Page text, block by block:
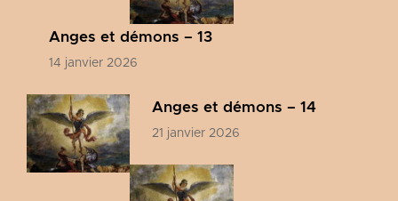
Anges et démons – 13
14 janvier 2026
Anges et démons – 14
21 janvier 2026